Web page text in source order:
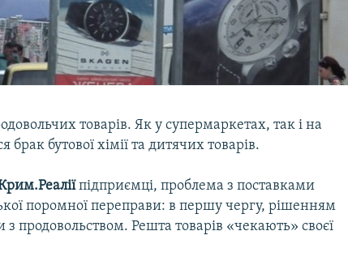
товарів. Як у супермаркетах, так і на
бутової хімії та дитячих товарів.
підприємці, проблема з поставками
поромної переправи: в першу чергу, рішенням
з продовольством. Решта товарів «чекають» своєї